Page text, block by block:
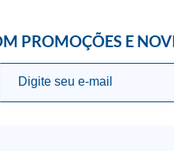
PROMOÇÕES E